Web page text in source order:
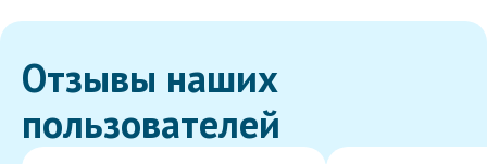
Отзывы наших
пользователей